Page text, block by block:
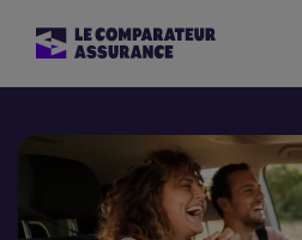
Mutuelle Santé